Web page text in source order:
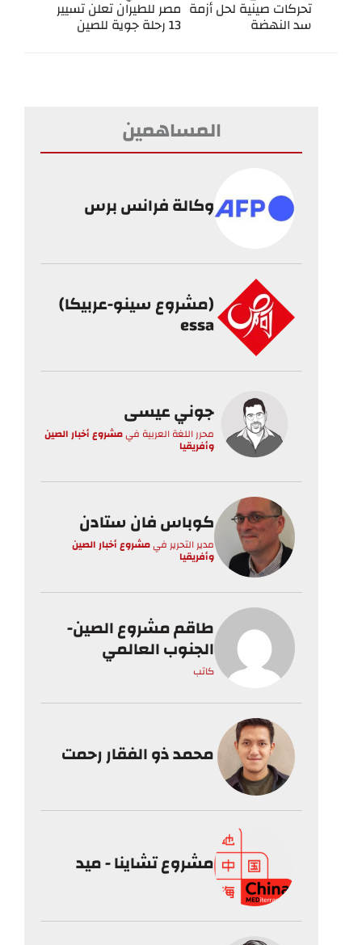
تحركات صينية لحل أزمة
سد النهضة
مصر للطيران تعلن تسيير
13 رحلة جوية للصين
المساهمين
وكالة فرانس برس
(مشروع سينو-عربيكا)
essa
جوني عيسى
محرر اللغة العربية فيمشروع أخبار الصين
وأفريقيا
كوباس فان ستادن
مدير التحرير فيمشروع أخبار الصين
وأفريقيا
طاقم مشروع الصين-
الجنوب العالمي
كاتب
محمد ذو الفقار رحمت
مشروع تشاينا - ميد